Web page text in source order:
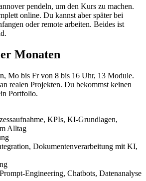
pendeln, um den Kurs zu machen.
online. Du kannst aber später bei
oder remote arbeiten. Beides ist
Monaten
Mo bis Fr von 8 bis 16 Uhr, 13 Module.
realen Projekten. Du bekommst keinen
Portfolio.
KPIs, KI-Grundlagen,
Alltag
Dokumentenverarbeitung mit KI,
Engineering, Chatbots, Datenanalyse